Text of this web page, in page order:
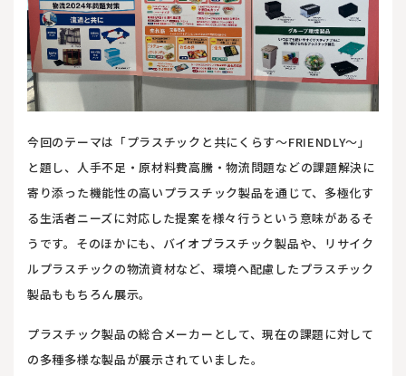
今回のテーマは「プラスチックと共にくらす～FRIENDLY～」
と題し、人手不足・原材料費高騰・物流問題などの課題解決に
寄り添った機能性の高いプラスチック製品を通じて、多極化す
る生活者ニーズに対応した提案を様々行うという意味があるそ
うです。そのほかにも、バイオプラスチック製品や、リサイク
ルプラスチックの物流資材など、環境へ配慮したプラスチック
製品ももちろん展示。
プラスチック製品の総合メーカーとして、現在の課題に対して
の多種多様な製品が展示されていました。